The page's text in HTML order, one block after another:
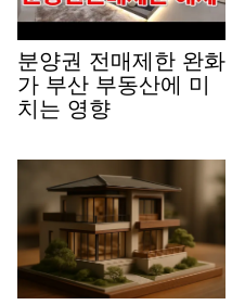
분양권 전매제한 완화
가 부산 부동산에 미
치는 영향